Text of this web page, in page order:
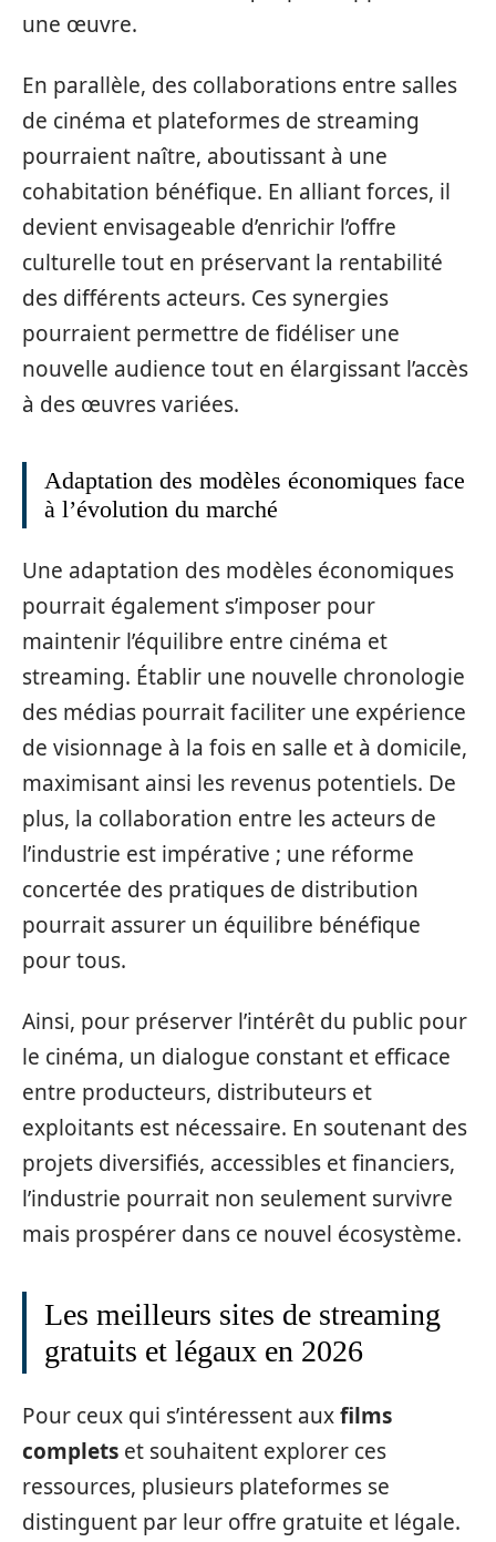
une œuvre.
En parallèle, des collaborations entre salles
de cinéma et plateformes de streaming
pourraient naître, aboutissant à une
cohabitation bénéfique. En alliant forces, il
devient envisageable d’enrichir l’offre
culturelle tout en préservant la rentabilité
des différents acteurs. Ces synergies
pourraient permettre de fidéliser une
nouvelle audience tout en élargissant l’accès
à des œuvres variées.
Adaptation des modèles économiques face
à l’évolution du marché
Une adaptation des modèles économiques
pourrait également s’imposer pour
maintenir l’équilibre entre cinéma et
streaming. Établir une nouvelle chronologie
des médias pourrait faciliter une expérience
de visionnage à la fois en salle et à domicile,
maximisant ainsi les revenus potentiels. De
plus, la collaboration entre les acteurs de
l’industrie est impérative ; une réforme
concertée des pratiques de distribution
pourrait assurer un équilibre bénéfique
pour tous.
Ainsi, pour préserver l’intérêt du public pour
le cinéma, un dialogue constant et efficace
entre producteurs, distributeurs et
exploitants est nécessaire. En soutenant des
projets diversifiés, accessibles et financiers,
l’industrie pourrait non seulement survivre
mais prospérer dans ce nouvel écosystème.
Les meilleurs sites de streaming
gratuits et légaux en 2026
Pour ceux qui s’intéressent auxfilms
complets et souhaitent explorer ces
ressources, plusieurs plateformes se
distinguent par leur offre gratuite et légale.